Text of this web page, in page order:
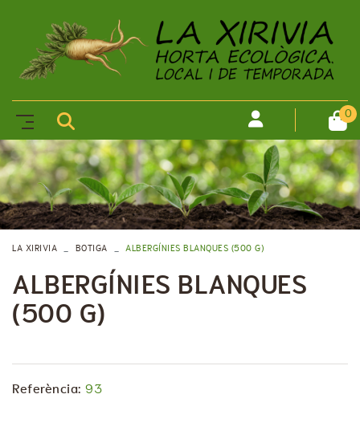
0
LA XIRIVIA BOTIGA ALBERGÍNIES BLANQUES (500 G)
ALBERGÍNIES BLANQUES
(500 G)
Referència: 93